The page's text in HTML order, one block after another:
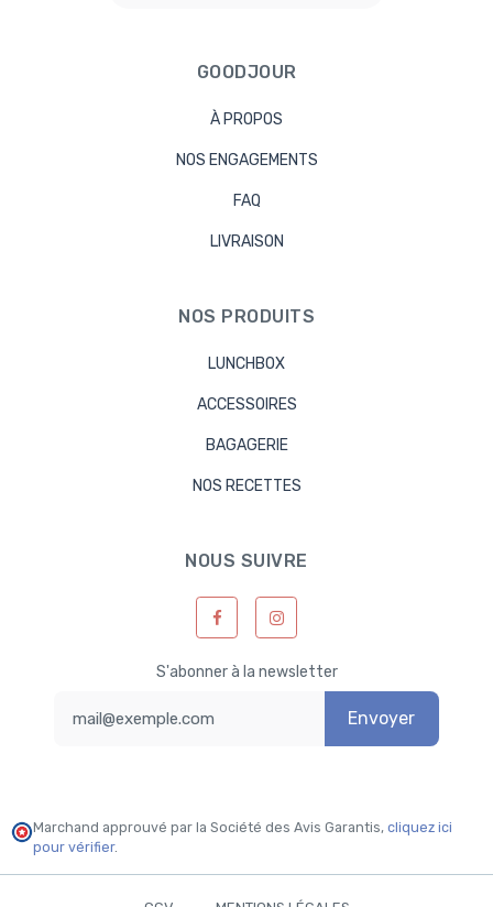
GOODJOUR
À PROPOS
NOS ENGAGEMENTS
FAQ
LIVRAISON
NOS PRODUITS
LUNCHBOX
ACCESSOIRES
BAGAGERIE
NOS RECETTES
NOUS SUIVRE
S'abonner à la newsletter
Envoyer
Marchand approuvé par la Société des Avis Garantis, cliquez ici
pour vérifier.